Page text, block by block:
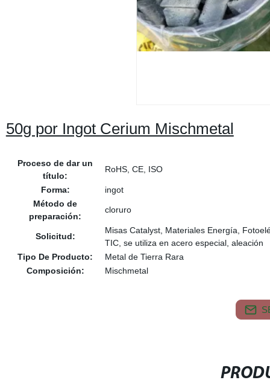
50g por Ingot Cerium Mischmetal
Proceso de dar un
título:
RoHS, CE, ISO
Forma:
ingot
Método de
preparación:
cloruro
Solicitud:
Misas Catalyst, Materiales Energía,
TIC, se utiliza en acero especial, aleación
Tipo De Producto:
Metal de Tierra Rara
Composición:
Mischmetal